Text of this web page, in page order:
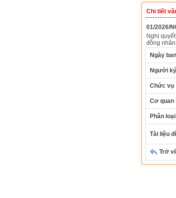
Chi tiết
01/2026/
Nghị
đồng
Ngày
Người ký
Chức vụ
Cơ quan
Phân loại
Tài liệu
Trở